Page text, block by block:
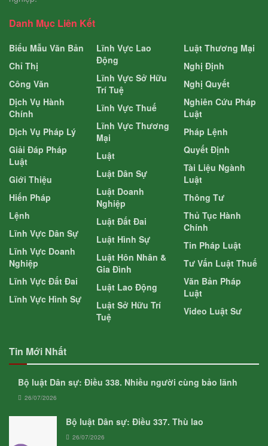
Danh Mục Liên Kết
Biểu Mẫu Văn Bản
Chỉ Thị
Công Văn
Dịch Vụ Hành
Chính
Dịch Vụ Pháp Lý
Giải Đáp Pháp
Luật
Giới Thiệu
Hiến Pháp
Lệnh
Lĩnh Vực Dân Sự
Lĩnh Vực Doanh
Nghiệp
Lĩnh Vực Đất Đai
Lĩnh Vực Hình Sự
Lĩnh Vực Lao
Động
Lĩnh Vực Sở Hữu
Trí Tuệ
Lĩnh Vực Thuế
Lĩnh Vực Thương
Mại
Luật
Luật Dân Sự
Luật Doanh
Nghiệp
Luật Đất Đai
Luật Hình Sự
Luật Hôn Nhân &
Gia Đình
Luật Lao Động
Luật Sở Hữu Trí
Tuệ
Luật Thương Mại
Nghị Định
Nghị Quyết
Nghiên Cứu Pháp
Luật
Pháp Lệnh
Quyết Định
Tài Liệu Ngành
Luật
Thông Tư
Thủ Tục Hành
Chính
Tin Pháp Luật
Tư Vấn Luật Thuế
Văn Bản Pháp
Luật
Video Luật Sư
Tin Mới Nhất
Bộ luật Dân sự: Điều 338. Nhiều người cùng bảo lãnh
26/07/2026
Bộ luật Dân sự: Điều 337. Thù lao
26/07/2026